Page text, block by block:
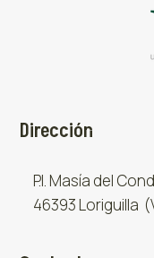
Dirección
P.I. Masía del
46393 Loriguilla